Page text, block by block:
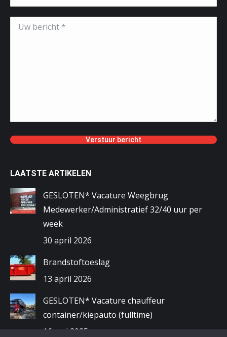
LAATSTE ARTIKELEN
GESLOTEN* Vacature Weegbrug
Medewerker/Administratief 32/40 uur per
week
30 april 2026
Brandstoftoeslag
13 april 2026
GESLOTEN* Vacature chauffeur
container/kiepauto (fulltime)
16 mei 2025